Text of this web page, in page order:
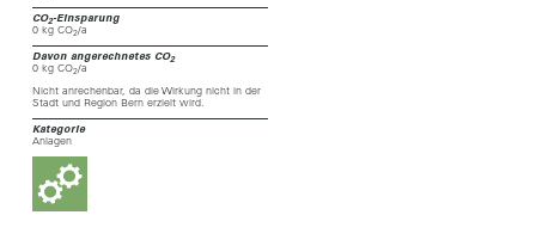
CO2-Einsparung
0 kg CO2/a
Davon angerechnetes CO2
0 kg CO2/a
Nicht anrechenbar, da die Wirkung nicht in der
Stadt und Region Bern erzielt wird.
Kategorie
Anlagen